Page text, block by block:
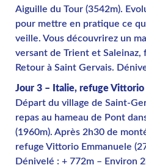
Aiguille du Tour (3542m).
pour mettre en pratique ce
veille. Vous découvrirez un
versant de Trient et Saleinaz,
Retour à Saint Gervais.
Jour 3 – Italie, refuge Vittorio
Départ du village de Saint-
repas au hameau de Pont
(1960m). Après 2h30 de
refuge Vittorio Emmanuele
Dénivelé : + 772m – Environ